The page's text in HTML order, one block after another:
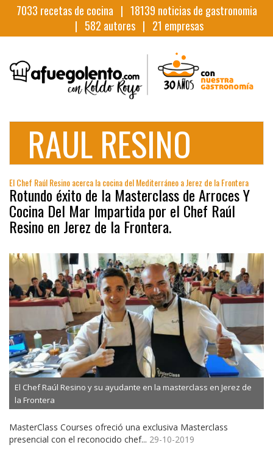
7033 recetas de cocina | 18139 noticias de gastronomia
| 582 autores | 21 empresas
RAUL RESINO
El Chef Raúl Resino acerca la cocina del Mediterráneo a Jerez de la Frontera
Rotundo éxito de la Masterclass de Arroces Y
Cocina Del Mar Impartida por el Chef Raúl
Resino en Jerez de la Frontera.
El Chef Raúl Resino y su ayudante en la masterclass en Jerez de
la Frontera
MasterClass Courses ofreció una exclusiva Masterclass
presencial con el reconocido chef... 29-10-2019